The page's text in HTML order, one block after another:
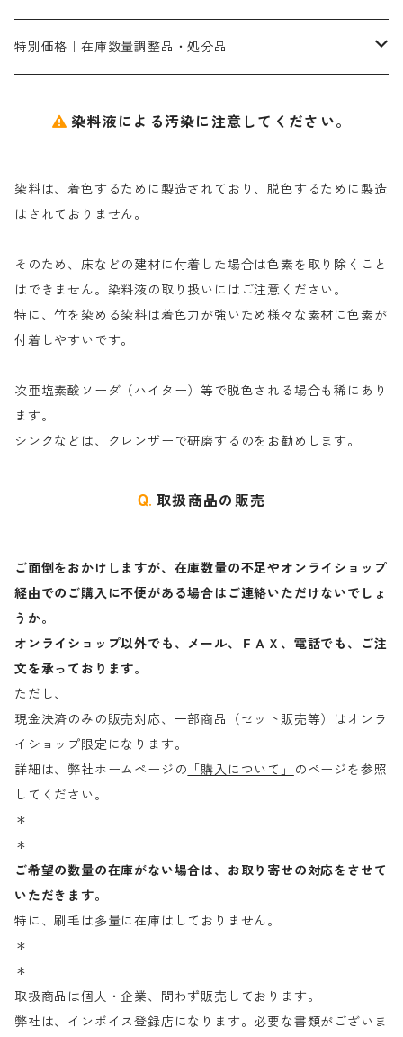
セレナゾールPDN｜各種染料の染料溶解剤
防腐剤｜アルカリ性
アミラヂンD｜浸透・複色抑制剤
メイプロガムNP（綿・麻・絹用｜直接・酸性・含金染料用）
白場汚染防止剤｜ソーピング剤｜水洗する際の再汚染防止剤
カ行
ナ行
ハ行
マ行
特別価格｜在庫数量調整品・処分品
粉末顔料
綿・麻を染める染料
絹・羊毛を染める染料
染料液による汚染に注意してください。
染料は、着色するために製造されており、脱色するために製造
はされておりません。
そのため、床などの建材に付着した場合は色素を取り除くこと
はできません。染料液の取り扱いにはご注意ください。
特に、竹を染める染料は着色力が強いため様々な素材に色素が
付着しやすいです。
次亜塩素酸ソーダ（ハイター）等で脱色される場合も稀にあり
ます。
シンクなどは、クレンザーで研磨するのをお勧めします。
取扱商品の販売
ご面倒をおかけしますが、在庫数量の不足やオンライショップ
経由でのご購入に不便がある場合はご連絡いただけないでしょ
うか。
オンライショップ以外でも、メール、ＦＡＸ、電話でも、ご注
文を承っております。
ただし、
現金決済のみの販売対応、一部商品（セット販売等）はオンラ
イショップ限定になります。
詳細は、弊社ホームページの 「購入について」
のページを参照
してください。
＊
＊
ご希望の数量の在庫がない場合は、お取り寄せの対応をさせて
いただきます。
特に、刷毛は多量に在庫はしておりません。
＊
＊
取扱商品は個人・企業、問わず販売しております。
弊社は、インボイス登録店になります。必要な書類がございま